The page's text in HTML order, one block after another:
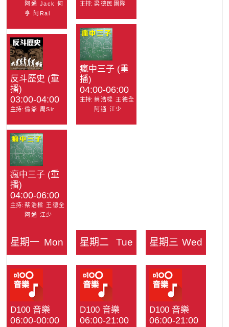
阿通 Jack 何
亨 阿Ral
反斗歷史 (重
播)
03:00-04:00
主持: 倫爺 周Sir
瘋中三子 (重
播)
04:00-06:00
主持: 蔡浩樑 王德全
阿通 江少
主持: 梁德民團隊
瘋中三子 (重
播)
04:00-06:00
主持: 蔡浩樑 王德全
阿通 江少
星期一 Mon
D100 音樂
06:00-00:00
星期二 Tue
D100 音樂
06:00-21:00
星期三 Wed
D100 音樂
06:00-21:00